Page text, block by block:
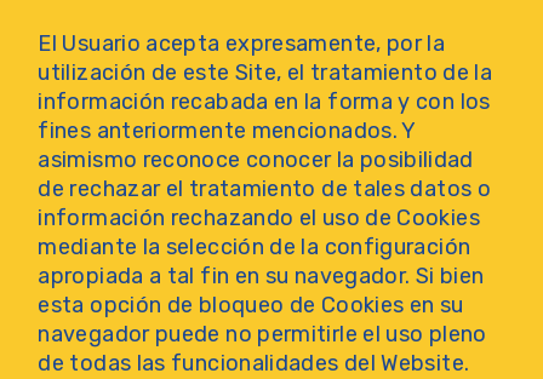
El Usuario acepta expresamente, por la
utilización de este Site, el tratamiento de la
información recabada en la forma y con los
fines anteriormente mencionados. Y
asimismo reconoce conocer la posibilidad
de rechazar el tratamiento de tales datos o
información rechazando el uso de Cookies
mediante la selección de la configuración
apropiada a tal fin en su navegador. Si bien
esta opción de bloqueo de Cookies en su
navegador puede no permitirle el uso pleno
de todas las funcionalidades del Website.